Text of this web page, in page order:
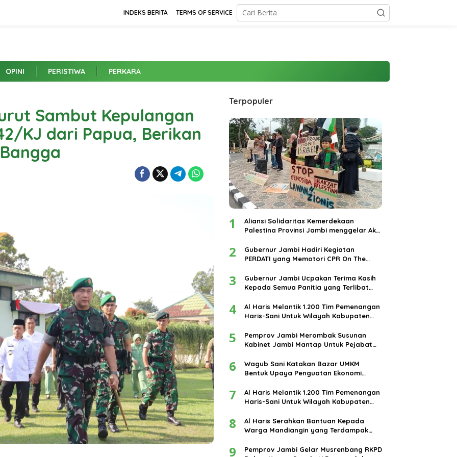
INDEKS BERITA TERMS OF SERVICE
OPINI PERISTIWA PERKARA
Sambut Kepulangan
KJ dari Papua, Berikan
Terpopuler
1
Aliansi Solidaritas Kemerdekaan
Palestina Provinsi Jambi menggelar Aksi
kota Jambi.
2
Gubernur Jambi Hadiri Kegiatan
PERDATI yang Memotori CPR On The
3
Gubernur Jambi Ucpakan Terima Kasih
Kepada Semua Panitia yang Terlibat
Tahun 2024
4
Al Haris Melantik 1.200 Tim Pemenangan
Haris-Sani Untuk Wilayah Kabupaten
5
Pemprov Jambi Merombak Susunan
Kabinet Jambi Mantap Untuk Pejabat
6
Wagub Sani Katakan Bazar UMKM
Bentuk Upaya Penguatan Ekonomi
7
Al Haris Melantik 1.200 Tim Pemenangan
Haris-Sani Untuk Wilayah Kabupaten
8
Al Haris Serahkan Bantuan Kepada
Warga Mandiangin yang Terdampak
9
Pemprov Jambi Gelar Musrenbang RKPD